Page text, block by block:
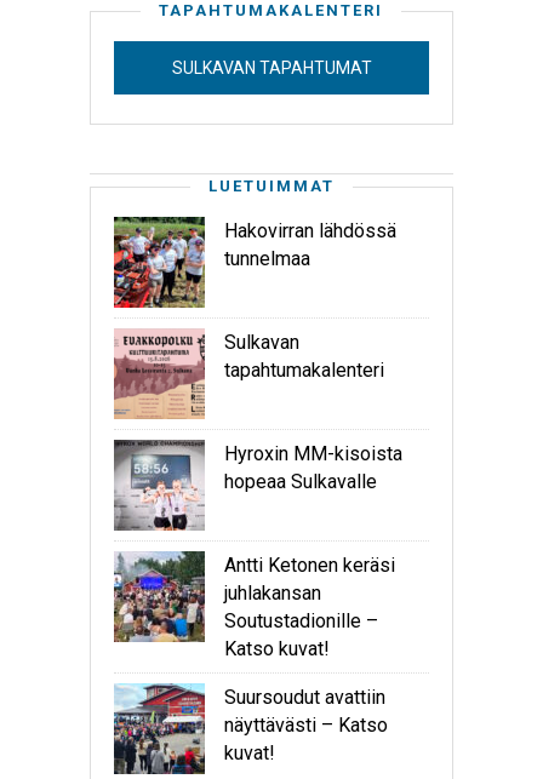
TAPAHTUMAKALENTERI
SULKAVAN TAPAHTUMAT
LUETUIMMAT
Hakovirran lähdössä
tunnelmaa
Sulkavan
tapahtumakalenteri
Hyroxin MM-kisoista
hopeaa Sulkavalle
Antti Ketonen keräsi
juhlakansan
Soutustadionille –
Katso kuvat!
Suursoudut avattiin
näyttävästi – Katso
kuvat!